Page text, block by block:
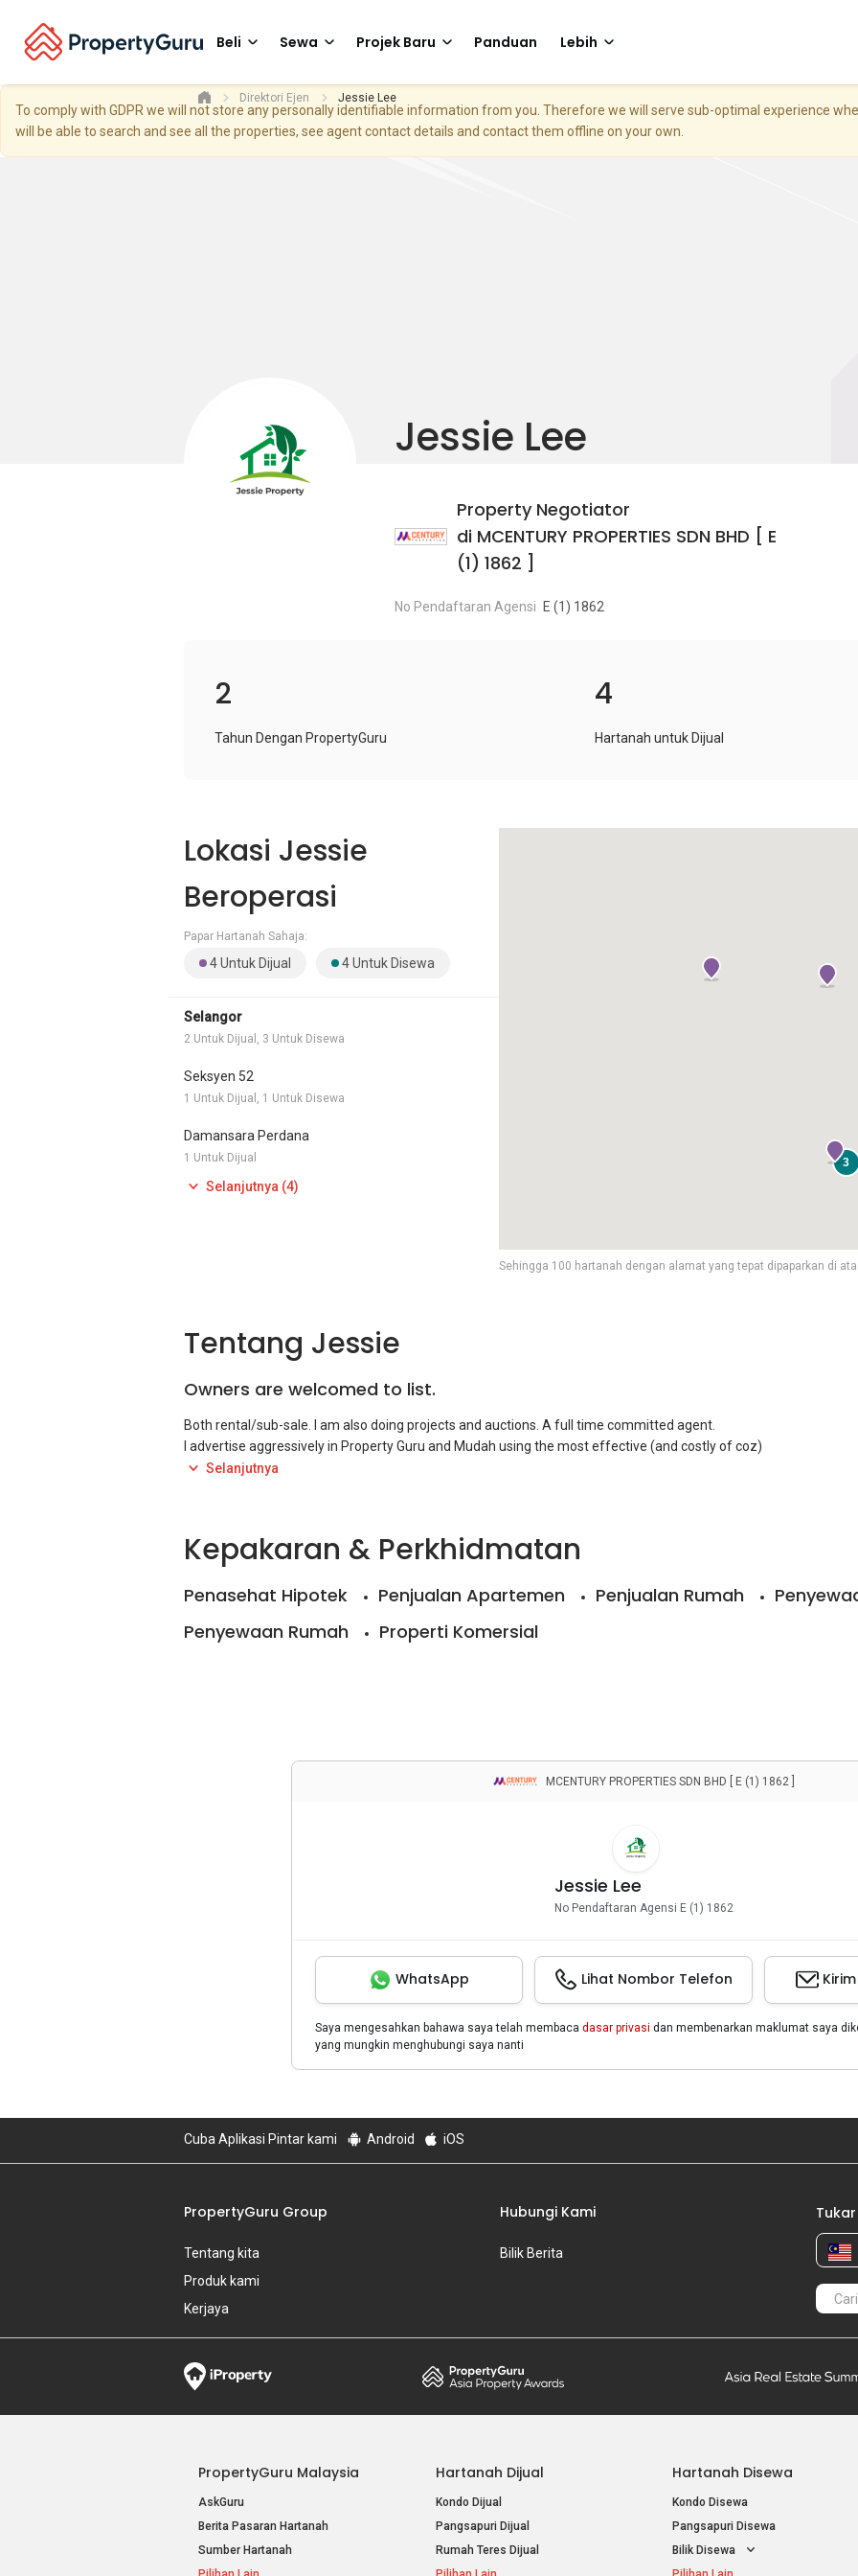
Beli Sewa Projek Baru Panduan Lebih
To comply with GDPR we will not store any personally identifiable information from you. Therefore we will serve sub-optimal experience
will be able to search and see all the properties, see agent contact details and contact them offline on your own.
Direktori Ejen Jessie Lee
Jessie Lee
Property Negotiator
di MCENTURY PROPERTIES SDN BHD [ E
(1) 1862 ]
No Pendaftaran Agensi E (1) 1862
2
Tahun Dengan PropertyGuru
4
Hartanah untuk Dijual
Lokasi Jessie
Beroperasi
Papar Hartanah Sahaja:
4 Untuk Dijual 4 Untuk Disewa
Selangor
2 Untuk Dijual, 3 Untuk Disewa
Seksyen 52
1 Untuk Dijual, 1 Untuk Disewa
Damansara Perdana
1 Untuk Dijual
Selanjutnya (4)
Sehingga 100 hartanah dengan alamat yang tepat dipaparkan di
3
Tentang Jessie
Owners are welcomed to list.
Both rental/sub-sale. I am also doing projects and auctions. A full time committed agent.
I advertise aggressively in Property Guru and Mudah using the most effective (and costly of coz)
featured advertisement, and social medias to make sure the best win-win deals go to the most
Selanjutnya
Kepakaran & Perkhidmatan
Penasehat Hipotek Penjualan Apartemen Penjualan Rumah
Penyewaan Rumah
Properti Komersial
MCENTURY PROPERTIES SDN BHD [ E (1) 1862 ]
Jessie Lee
No Pendaftaran Agensi E (1) 1862
WhatsApp Lihat Nombor Telefon
Saya mengesahkan bahawa saya telah membaca dasar privasi dan membenarkan maklumat saya
yang mungkin menghubungi saya nanti
Cuba Aplikasi Pintar kami Android iOS
PropertyGuru Group
Tentang kita
Produk kami
Kerjaya
Hubungi Kami
Bilik Berita
PropertyGuru Malaysia
AskGuru
Berita Pasaran Hartanah
Sumber Hartanah
Hartanah Dijual
Kondo Dijual
Pangsapuri Dijual
Rumah Teres Dijual
Hartanah Disewa
Kondo Disewa
Pangsapuri Disewa
Bilik Disewa